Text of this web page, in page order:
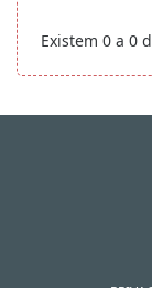
Existem 0 a 0